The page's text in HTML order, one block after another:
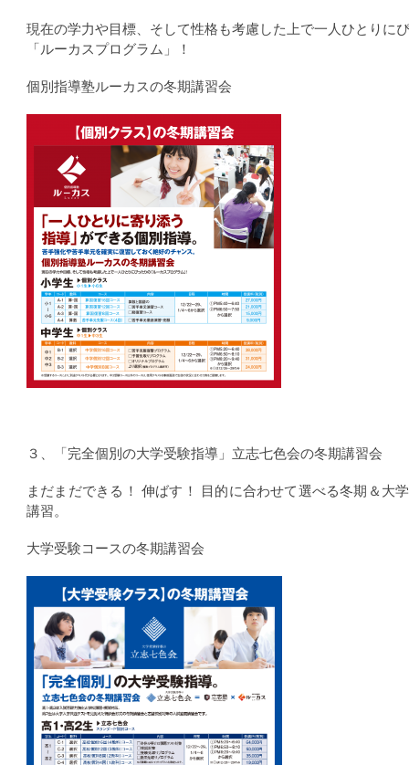
現在の学力や目標、そして性格も考慮した上で一人ひとりに
「ルーカスプログラム」！
個別指導塾ルーカスの冬期講習会
３、「完全個別の大学受験指導」立志七色会の冬期講習会
まだまだできる！ 伸ばす！ 目的に合わせて選べる冬期＆大
講習。
大学受験コースの冬期講習会